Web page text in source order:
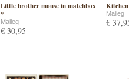
Little brother mouse in matchbox
*
Maileg
€ 30,95
Kitchen
Maileg
€